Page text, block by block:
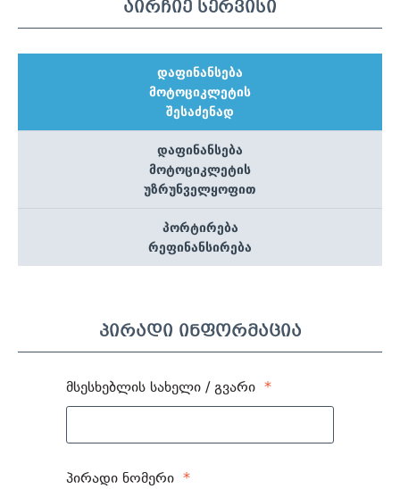
აირჩიე სერვისი
დაფინანსება
მოტოციკლეტის
შესაძენად
დაფინანსება
მოტოციკლეტის
უზრუნველყოფით
პორტირება
რეფინანსირება
პირადი ინფორმაცია
მსესხებლის სახელი / გვარი *
პირადი ნომერი *